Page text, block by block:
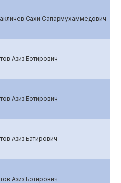
Сахи Сапармухаммедович
Азиз Ботирович
Азиз Ботирович
Азиз Батирович
Азиз Ботирович